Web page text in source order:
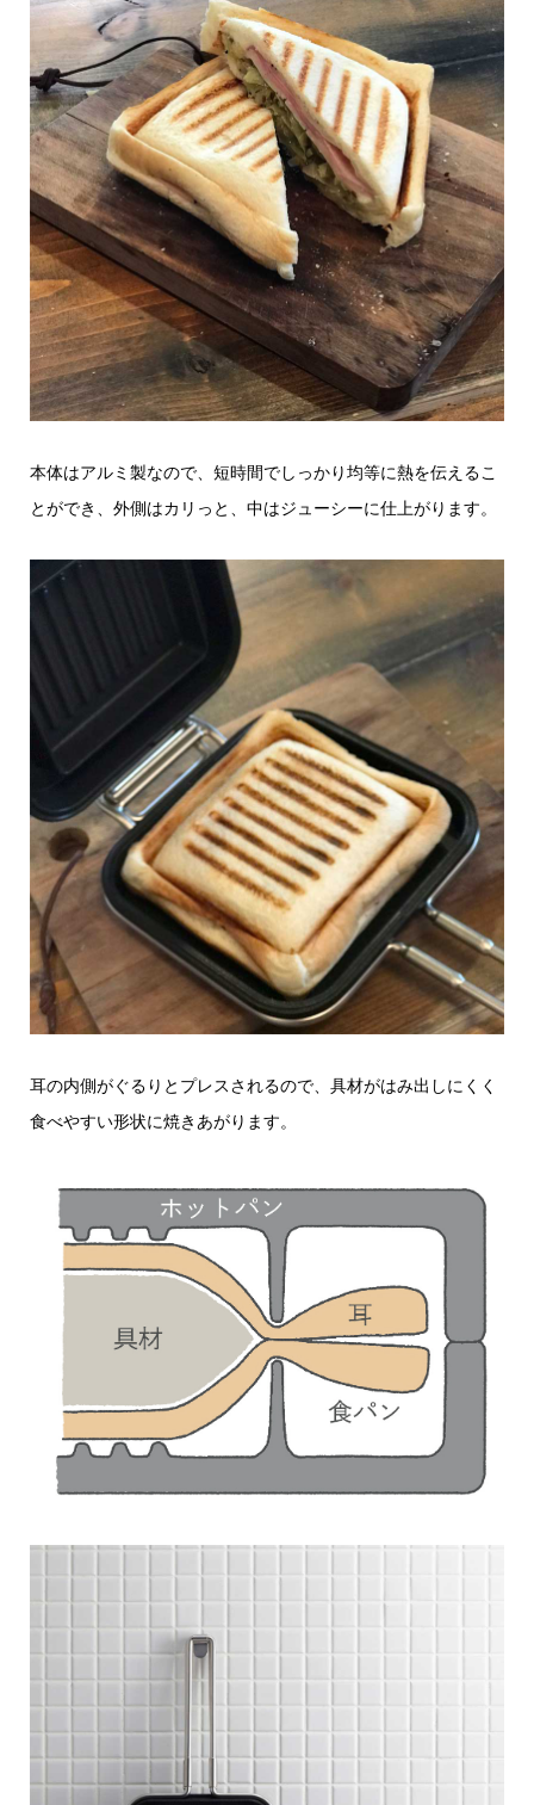
本体はアルミ製なので、短時間でしっかり均等に熱を伝えるこ
とができ、外側はカリっと、中はジューシーに仕上がります。
耳の内側がぐるりとプレスされるので、具材がはみ出しにくく
食べやすい形状に焼きあがります。